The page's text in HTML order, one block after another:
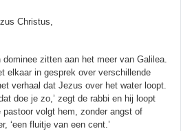
Christus,
zitten aan het meer van Galilea.
elkaar in gesprek over verschillende
verhaal dat Jezus over het water loopt.
doe je zo,’ zegt de rabbi en hij loopt
volgt hem, zonder angst of
‘een fluitje van een cent.’